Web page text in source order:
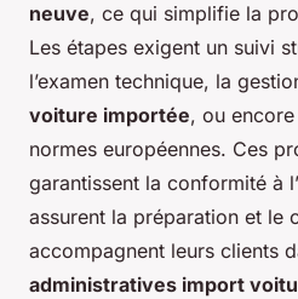
neuve, ce qui simplifie la
Les étapes exigent un suivi
l’examen technique, la
voiture importée, ou
normes européennes. Ces
garantissent la conformité à
assurent la préparation et le
accompagnent leurs clients
administratives import